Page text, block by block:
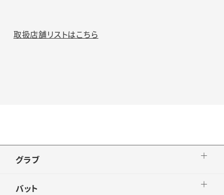
取扱店舗リストはこちら
グラブ
バット